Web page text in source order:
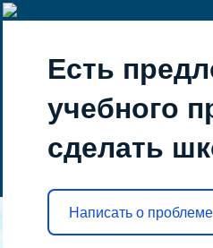
Есть
учебного
сделать
Написать о проблеме